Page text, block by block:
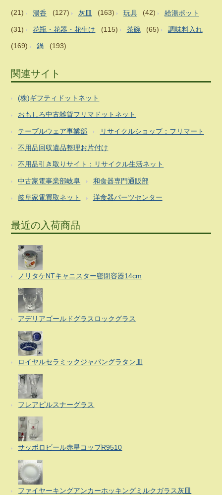
(21) 湯呑 (127) 灰皿 (163) 玩具 (42) 給湯ポット
(31) 花瓶・花器・花生け (115) 茶碗 (65) 調味料入れ
(169) 鍋 (193)
関連サイト
(株)ギフティドットネット
おもしろ中古雑貨フリマドットネット
テーブルウェア事業部 リサイクルショップ：フリマート
不用品回収遺品整理お片付け
不用品引き取りサイト：リサイクル生活ネット
中古家電事業部岐阜 和食器専門通販部
岐阜家電買取ネット 洋食器パーツセンター
最近の入荷商品
ノリタケNTキャニスター密閉容器14cm
アデリアゴールドグラスロックグラス
ロイヤルセラミックジャパングラタン皿
フレアピルスナーグラス
サッポロビール赤星コップR9510
ファイヤーキングアンカーホッキングミルクガラス灰皿